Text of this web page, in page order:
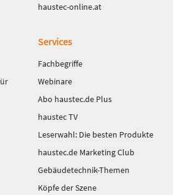
haustec-online.at
Services
Fachbegriffe
Webinare
Abo haustec.de Plus
haustec TV
Leserwahl: Die besten Produkte
haustec.de Marketing Club
Gebäudetechnik-Themen
Köpfe der Szene